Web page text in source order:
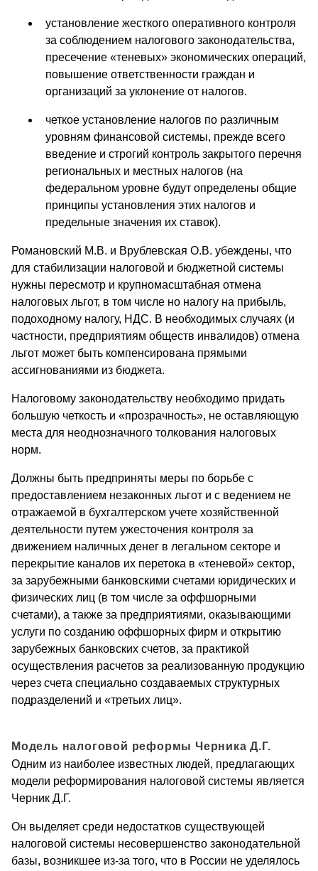
установление жесткого оперативного контроля
за соблюде­нием налогового законодательства,
пресечение «теневых» экономических операций,
повышение ответственности гра­ждан и
организаций за уклонение от налогов.
четкое установление налогов по различ­ным
уровням финансовой системы, прежде всего
введение и строгий контроль закрытого перечня
региональных и местных налогов (на
федеральном уровне будут определены общие
принципы установления этих налогов и
предельные значения их ставок).
Романовский М.В. и Врублевская О.В. убеждены, что
для стабилизации налоговой и бюджетной системы
нужны пересмотр и крупномас­штабная отмена
налоговых льгот, в том числе но налогу на прибыль,
подоходному налогу, НДС. В необходимых случаях (и
частности, предприятиям обществ инвалидов) отмена
льгот может быть компенсирована прямыми
ассигнованиями из бюджета.
Налоговому законодательству необходимо придать
большую четкость и «прозрачность», не оставляющую
места для неодно­значного толкования налоговых
норм.
Должны быть предприняты меры по борьбе с
предоставлением незаконных льгот и с ведением не
отражаемой в бухгалтерском учете хозяйственной
деятельно­сти путем ужесточения контроля за
движением наличных денег в легальном секторе и
перекрытие каналов их перетока в «теневой» сектор,
за зарубежными банковскими счетами юридических и
физических лиц (в том числе за офф­шорными
счетами), а также за предприятиями, оказывающими
услуги по созданию оффшорных фирм и открытию
зарубежных банковских счетов, за практикой
осуществления расчетов за реализованную продукцию
через счета специально создаваемых структурных
подразделений и «третьих лиц».
Модель налоговой реформы Черника Д.Г.
Одним из наиболее известных людей, предлагающих
модели реформирования налоговой системы является
Черник Д.Г.
Он выделяет среди недостатков существующей
налоговой системы несовершенство законодательной
базы, возникшее из-за того, что в России не уделялось